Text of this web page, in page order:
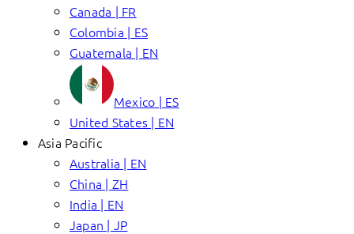
Canada | FR
Colombia | ES
Guatemala | EN
Mexico | ES
United States | EN
Asia Pacific
Australia | EN
China | ZH
India | EN
Japan | JP